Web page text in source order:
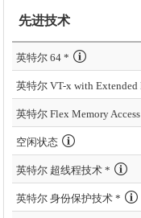
先进技术
英特尔 64 *
英特尔 Flex Memory Access
空闲状态
英特尔 超线程技术 *
英特尔 身份保护技术 *